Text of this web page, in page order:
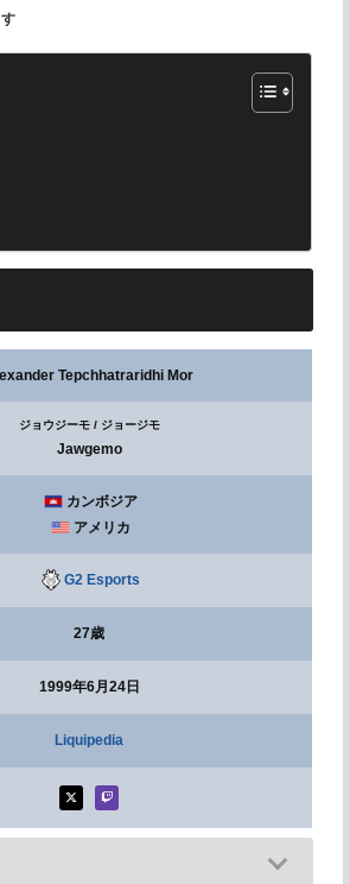
Tepchhatraridhi Mor
ジョウジーモ / ジョージモ
Jawgemo
カンボジア
アメリカ
G2 Esports
27歳
1999年6月24日
Liquipedia